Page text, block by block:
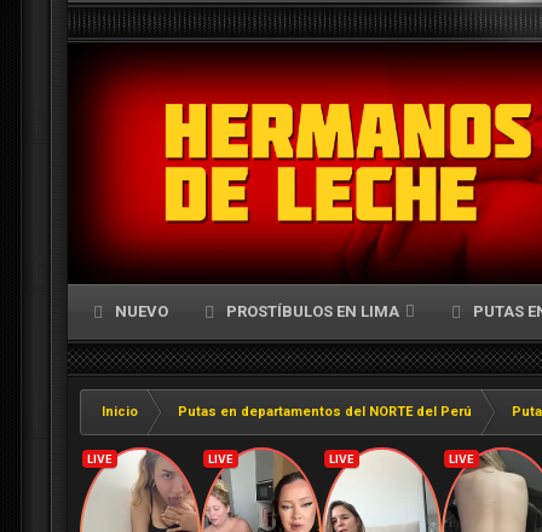
NUEVO PROSTÍBULOS EN LIMA PUTAS
Inicio Putas en departamentos del NORTE del Perú